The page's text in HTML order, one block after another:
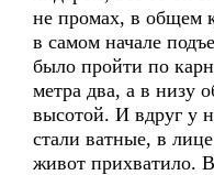
не промах, в общем
в самом начале
было пройти по
метра два, а в низу
высотой. И вдруг у
стали ватные, в
живот прихватило.